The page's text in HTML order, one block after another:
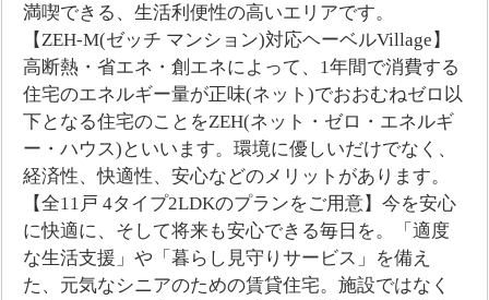
満喫できる、生活利便性の高いエリアです。
【ZEH-M(ゼッチ マンション)対応ヘーベルVillage】
高断熱・省エネ・創エネによって、1年間で消費する
住宅のエネルギー量が正味(ネット)でおおむねゼロ以
下となる住宅のことをZEH(ネット・ゼロ・エネルギ
ー・ハウス)といいます。環境に優しいだけでなく、
経済性、快適性、安心などのメリットがあります。
【全11戸 4タイプ2LDKのプランをご用意】今を安心
に快適に、そして将来も安心できる毎日を。「適度
な生活支援」や「暮らし見守りサービス」を備え
た、元気なシニアのための賃貸住宅。施設ではなく